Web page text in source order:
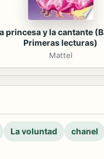
princesa y la cantante
Primeras lecturas)
Mattel
La voluntad
chanel